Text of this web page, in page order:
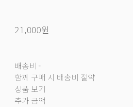
21,000원
배송비 -
함께 구매 시 배송비 절약
상품 보기
추가 금액